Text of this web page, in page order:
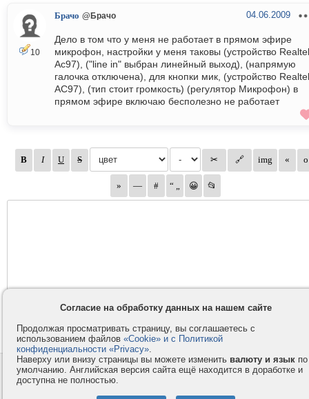
10
Брачо @Брачо 04.06.2009
Дело в том что у меня не работает в прямом эфире
микрофон, настройки у меня таковы (устройство
Ac97), ("line in" выбран линейный выход), (напрямую
галочка отключена), для кнопки мик, (устройство
AC97), (тип стоит громкость) (регулятор Микрофон) в
прямом эфире включаю бесполезно не работает
Контакты
Компания
Privacy и Cookie
Согласие на обработку данных на нашем сайте
Продолжая просматривать страницу, вы соглашаетесь с
использованием файлов «Cookie» и с Политикой
конфиденциальности «Privacy».
Наверху или внизу страницы вы можете изменить валюту и язык по
умолчанию. Английская версия сайта ещё находится в доработке и
доступна не полностью.